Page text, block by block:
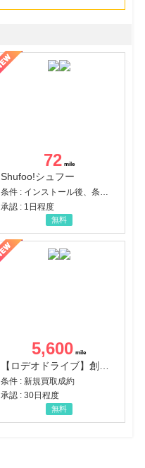
72
Shufoo!シュフー
条件 : インストール後、条件達成
承認 : 1日程度
無料
5,600
条件 : 新規買取成約
承認 : 30日程度
無料